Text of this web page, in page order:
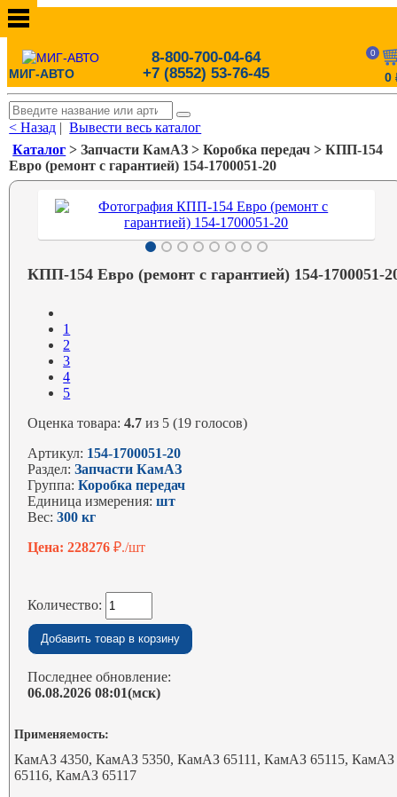
МИГ-АВТО
8-800-700-04-64
+7 (8552) 53-76-45
0
0
< Назад |Вывести весь каталог
Каталог > Запчасти КамАЗ > Коробка передач > КПП-154
Евро (ремонт с гарантией) 154-1700051-20
КПП-154 Евро (ремонт с гарантией) 154-1700051-
1
2
3
4
5
Оценка товара:4.7 из 5 (19 голосов)
Артикул: 154-1700051-20
Раздел:Запчасти КамАЗ
Группа:Коробка передач
Единица измерения:шт
Вес:300 кг
Цена: 228276₽./шт
Количество:
Последнее обновление:
06.08.2026 08:01(мск)
Применяемость:
КамАЗ 4350, КамАЗ 5350, КамАЗ 65111, КамАЗ 65115, КамАЗ
65116, КамАЗ 65117